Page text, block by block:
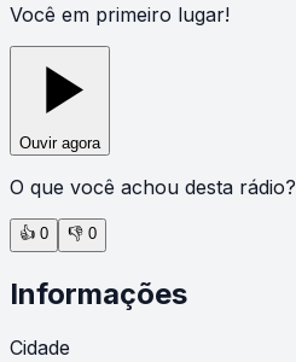
Você em primeiro lugar!
Ouvir agora
O que você achou desta rádio?
👍 0 👎 0
Informações
Cidade